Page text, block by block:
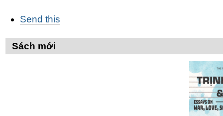
thao
trên
Tài
Send this
Sách mới